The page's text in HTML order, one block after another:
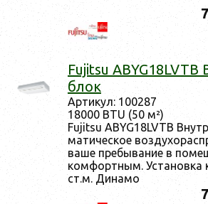
Fujitsu
блок
Ар­ти­кул: 100287
18000 BTU (50 м²)
Fujitsu ABYG18LVTB
мати­чес­кое
ва­ше пре­быва­ние в
ком­фор­тным. Ус­та­нов­ка
ст.м. Ди­намо